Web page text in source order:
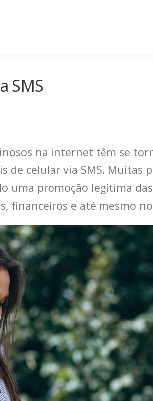
SMS
na internet têm se
de celular via SMS. Muitas
uma promoção legítima
financeiros e até mesmo